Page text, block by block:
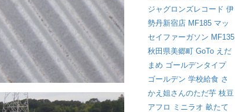
ジャグロンズレコード 伊
勢丹新宿店 MF185 マッ
セイファーガソン MF135
秋田県美郷町 GoTo えだ
まめ ゴールデンタイプ
ゴールデン 学校給食 さ
かえ姐さんのただ芋 枝豆
アフロ ミニラオ 畝たて